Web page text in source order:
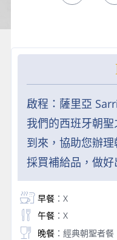
啟程：薩里亞
我們的西班牙朝
到來，協助您辦
採買補給品，做好
早餐：X
午餐：X
晚餐：經典朝聖者餐